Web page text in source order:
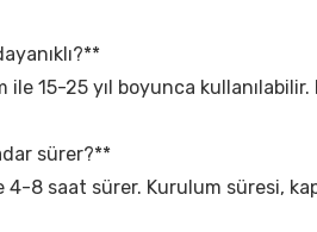
ile 15-25 yıl boyunca
sürer?**
8 saat sürer. Kurulum süresi,